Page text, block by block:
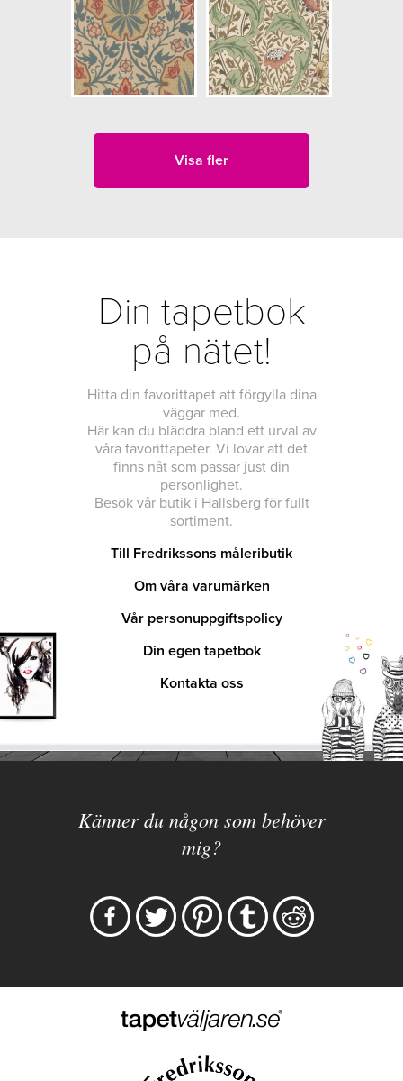
Visa fler
Din tapetbok
på nätet!
Hitta din favorittapet att förgylla dina
väggar med.
Här kan du bläddra bland ett urval av
våra favorittapeter. Vi lovar att det
finns nåt som passar just din
personlighet.
Besök vår butik i Hallsberg för fullt
sortiment.
Till Fredrikssons måleributik
Om våra varumärken
Vår personuppgiftspolicy
Din egen tapetbok
Kontakta oss
Känner du någon som behöver
mig?